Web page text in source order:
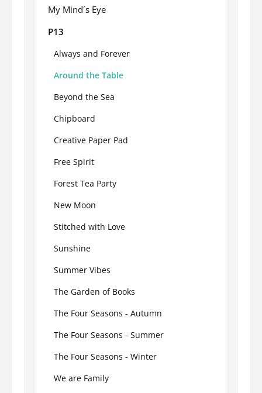
My Mind´s Eye
P13
Always and Forever
Around the Table
Beyond the Sea
Chipboard
Creative Paper Pad
Free Spirit
Forest Tea Party
New Moon
Stitched with Love
Sunshine
Summer Vibes
The Garden of Books
The Four Seasons - Autumn
The Four Seasons - Summer
The Four Seasons - Winter
We are Family